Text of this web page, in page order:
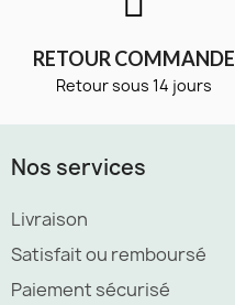
RETOUR COMMANDE
Retour sous 14 jours
Nos services
Livraison
Satisfait ou remboursé
Paiement sécurisé